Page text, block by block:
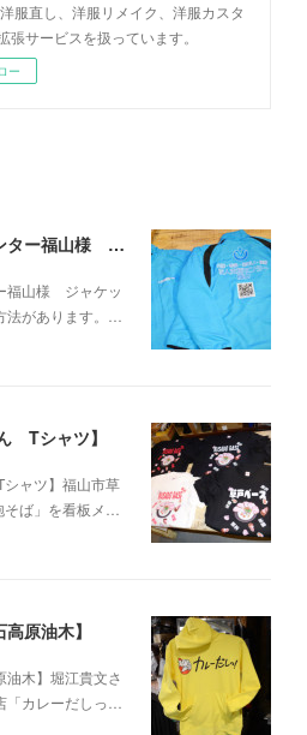
服直し、洋服リメイク、洋服カスタ
張サービスを扱っています。
ー
【介護・看護求人支援センター福山様 ジャケット】
福山様 ジャケッ
法があります。…
Tシャツ】
ャツ】福山市草
ば」を看板メ…
原油木】
木】堀江貴文さ
「カレーだしっ…